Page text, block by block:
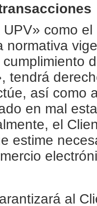
como
normativa
tendrá
así como
en mal
el
estime
al